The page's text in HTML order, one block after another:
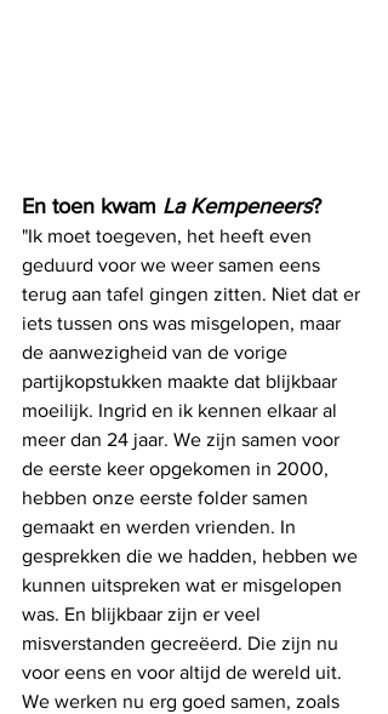
En toen kwam La Kempeneers?
"Ik moet toegeven, het heeft even
geduurd voor we weer samen eens
terug aan tafel gingen zitten. Niet dat er
iets tussen ons was misgelopen, maar
de aanwezigheid van de vorige
partijkopstukken maakte dat blijkbaar
moeilijk. Ingrid en ik kennen elkaar al
meer dan 24 jaar. We zijn samen voor
de eerste keer opgekomen in 2000,
hebben onze eerste folder samen
gemaakt en werden vrienden. In
gesprekken die we hadden, hebben we
kunnen uitspreken wat er misgelopen
was. En blijkbaar zijn er veel
misverstanden gecreëerd. Die zijn nu
voor eens en voor altijd de wereld uit.
We werken nu erg goed samen, zoals